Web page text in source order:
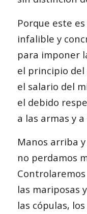
Porque este
infalible y
para imponer
el principio
el salario del
el debido
a las armas y
Manos arriba
no perdamos
Controlaremos
las mariposas
las cópulas,